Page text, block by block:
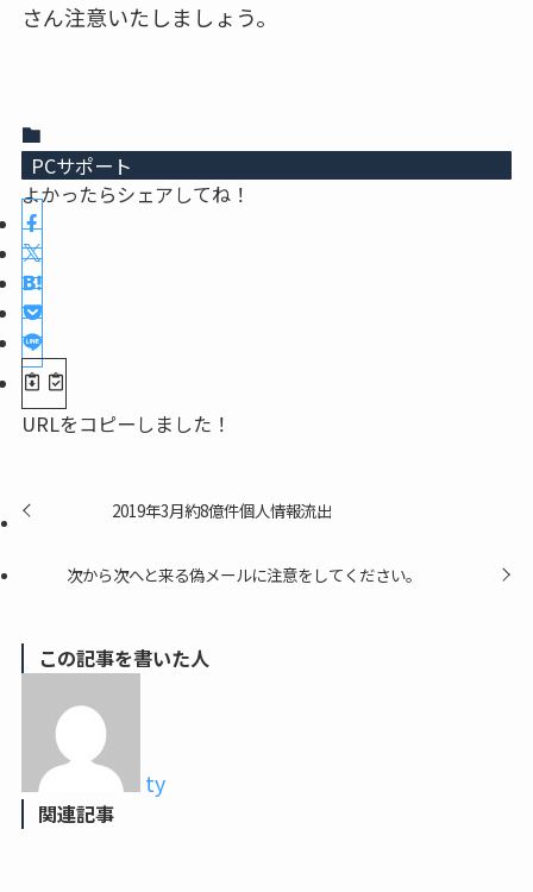
さん注意いたしましょう。
PCサポート
よかったらシェアしてね！
URLをコピーしました！
2019年3月約8億件個人情報流出
次から次へと来る偽メールに注意をしてください。
この記事を書いた人
ty
関連記事